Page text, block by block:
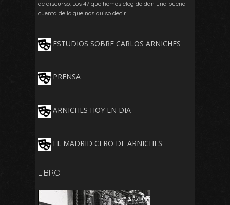
de discurso. Los 47 que hemos elegido dan una buena
cuenta de lo que nos quiso decir.
ESTUDIOS SOBRE CARLOS ARNICHES
PRENSA
ARNICHES HOY EN DIA
EL MADRID CERO DE ARNICHES
LIBRO